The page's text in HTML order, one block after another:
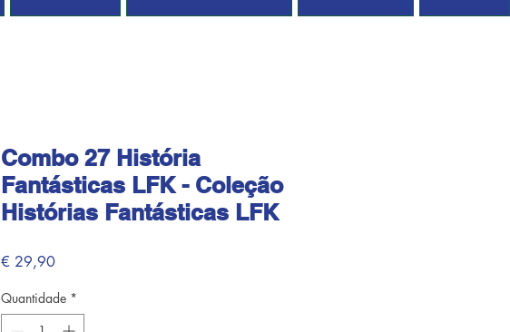
Combo 27 História
Fantásticas LFK - Coleção
Histórias Fantásticas LFK
€ 29,90Preço
Quantidade *